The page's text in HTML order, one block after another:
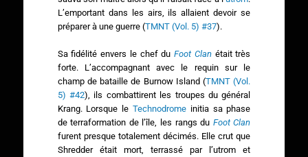
L’emportant dans les airs, ils allaient devoir se
préparer à une guerre (TMNT (Vol. 5) #37).
Sa fidélité envers le chef duFoot Clanétait très
forte. L’accompagnant avec le requin sur le
champ de bataille de Burnow Island (TMNT (Vol.
5) #42), ils combattirent les troupes du général
Krang. Lorsque le Technodrome initia sa phase
de terraformation de l’île, les rangs du Foot Clan
furent presque totalement décimés. Elle crut que
Shredder était mort, terrassé par l’utrom et